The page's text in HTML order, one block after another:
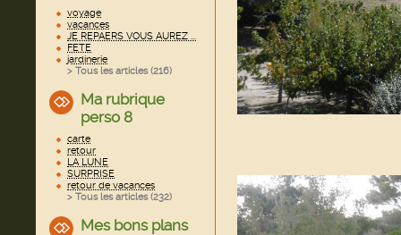
voyage
vacances
JE REPAERS VOUS AUREZ ...
FETE
jardinerie
> Tous les articles (216)
Ma rubrique
perso 8
carte
retour
LA LUNE
SURPRISE
retour de vacances
> Tous les articles (232)
Mes bons plans